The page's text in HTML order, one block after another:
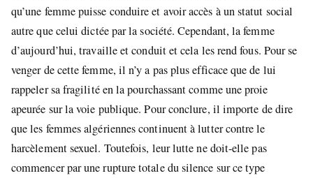
qu’une femme puisse conduire et avoir accès à un statut social
autre que celui dictée par la société. Cependant, la femme
d’aujourd’hui, travaille et conduit et cela les rend fous. Pour se
venger de cette femme, il n’y a pas plus efficace que de lui
rappeler sa fragilité en la pourchassant comme une proie
apeurée sur la voie publique. Pour conclure, il importe de dire
que les femmes algériennes continuent à lutter contre le
harcèlement sexuel. Toutefois, leur lutte ne doit-elle pas
commencer par une rupture totale du silence sur ce type